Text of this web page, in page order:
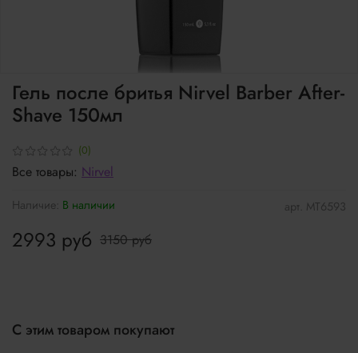
(0)
арт. МТ6593
Наличие: В наличии
Гель после бритья Nirvel Barber After-
Shave 150мл
2993 руб 3150 руб
Все товары: Nirvel
С этим товаром покупают